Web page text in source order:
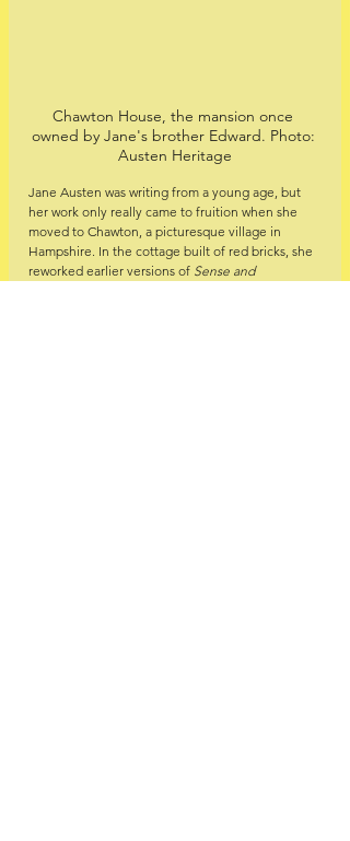
Chawton House, the mansion once
owned by Jane's brother Edward. Photo:
Austen Heritage
Jane Austen was writing from a young age, but
her work only really came to fruition when she
moved to Chawton, a picturesque village in
Hampshire. In the cottage built of red bricks, she
reworked earlier versions of Sense and